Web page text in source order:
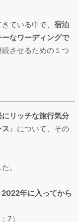
ティの料金が全て含
」、「プール付きホ
などがランキング上
宿泊施設そのもの
ている中で、宿泊
なワーディングで
させるための１つ
リッチな旅行気分
ス』について、その